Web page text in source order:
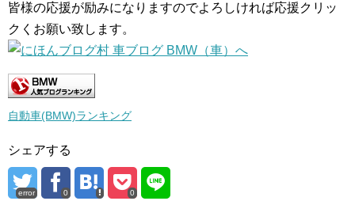
皆様の応援が励みになりますのでよろしければ応援クリッ
クくお願い致します。
自動車(BMW)ランキング
シェアする
error 0 0